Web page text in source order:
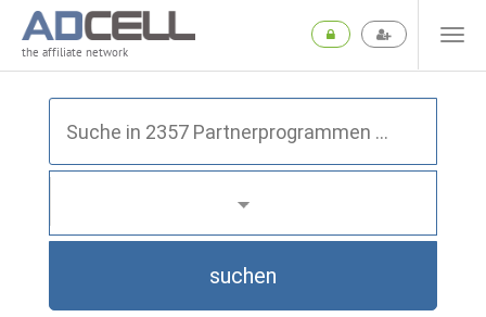
the affiliate network
suchen